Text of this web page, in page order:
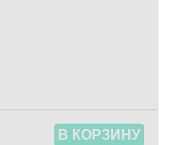
В КОРЗИНУ